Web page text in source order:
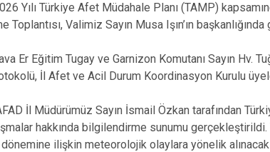
Yılı Türkiye Afet Müdahale Planı (TAMP)
Toplantısı, Valimiz Sayın Musa Işın’ın
Er Eğitim Tugay ve Garnizon Komutanı Sayın Hv.
İl Afet ve Acil Durum Koordinasyon Kurulu
İl Müdürümüz Sayın İsmail Özkan tarafından
hakkında bilgilendirme sunumu gerçekleştirildi.
ilişkin meteorolojik olaylara yönelik